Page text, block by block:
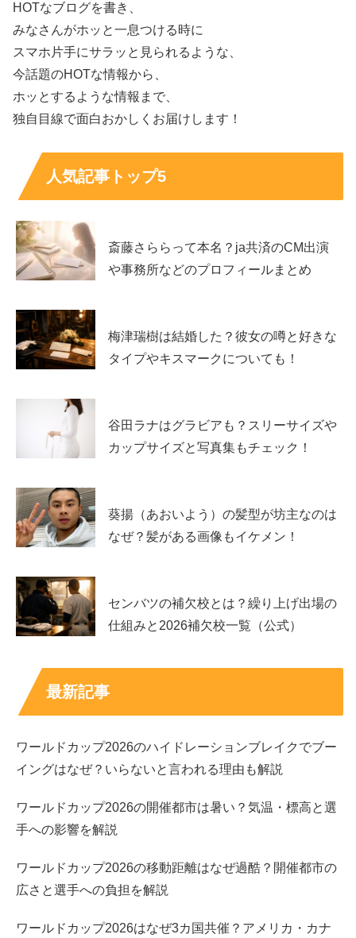
所属事務所はどこ？
アンジェリーナ1/3さんのWikipediaや公式のプロフィール
『Gacharic Spin（ガチャリックスピン）』の所属事務所
恐らくこちらの事務所だと思われます。
『有限会社ブリスクルー』の公式ホームページを覗いてみ
ても、「現在リニューアルに向けて準備中です。」とのこ
アンジェリーナ1/3さんを含む『Gacharic Spin』以外の所
属タレントなどについては分かりませんでしたが、
『DOLL$BOXX（ドールズボックス）』や『Metallic
Spin（メタリックスピン）』といったバンドも所属され
ているようです。
設立は2000年5月で、スタッフ数が4名とのことなので、
す。
HOTなブログを書き、
みなさんがホッと一息つける時に
スマホ片手にサラッと見られるような、
今話題のHOTな情報から、
ホッとするような情報まで、
独自目線で面白おかしくお届けします！
人気記事トップ5
斎藤さららって本名？ja共済のCM出演
や事務所などのプロフィールまとめ
梅津瑞樹は結婚した？彼女の噂と好きな
タイプやキスマークについても！
谷田ラナはグラビアも？スリーサイズや
カップサイズと写真集もチェック！
葵揚（あおいよう）の髪型が坊主なのは
なぜ？髪がある画像もイケメン！
センバツの補欠校とは？繰り上げ出場の
仕組みと2026補欠校一覧（公式）
最新記事
ワールドカップ2026のハイドレーションブレイクでブー
イングはなぜ？いらないと言われる理由も解説
ワールドカップ2026の開催都市は暑い？気温・標高と選
手への影響を解説
ワールドカップ2026の移動距離はなぜ過酷？開催都市の
広さと選手への負担を解説
ワールドカップ2026はなぜ3カ国共催？アメリカ・カナ